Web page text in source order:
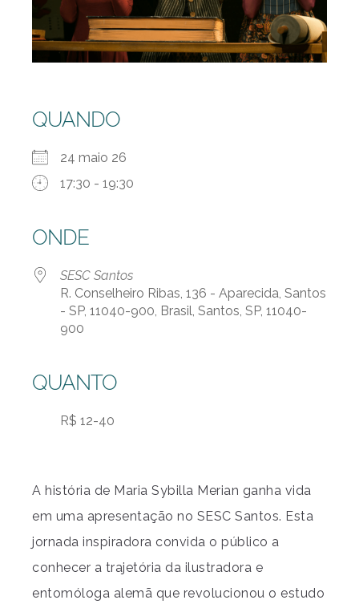
QUANDO
24 maio 26
17:30 - 19:30
ONDE
SESC Santos
R. Conselheiro Ribas, 136 - Aparecida, Santos
- SP, 11040-900, Brasil, Santos, SP, 11040-
900
QUANTO
R$ 12-40
A história de Maria Sybilla Merian ganha vida
em uma apresentação no SESC Santos. Esta
jornada inspiradora convida o público a
conhecer a trajetória da ilustradora e
entomóloga alemã que revolucionou o estudo